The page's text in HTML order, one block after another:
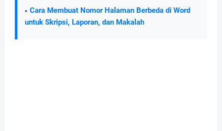
Cara Membuat Nomor Halaman Berbeda di Word
untuk Skripsi, Laporan, dan Makalah